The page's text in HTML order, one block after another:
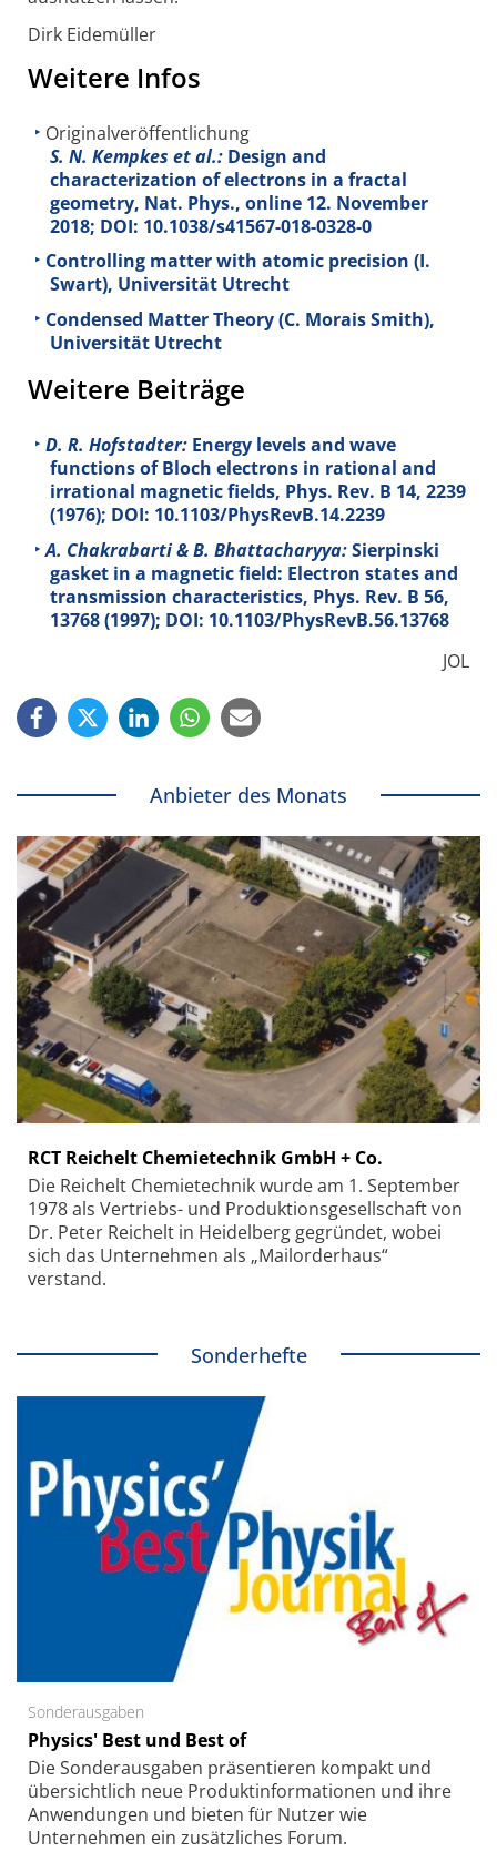
Dirk Eidemüller
Weitere Infos
Originalveröffentlichung
S. N. Kempkes et al.: Design and
characterization of electrons in a fractal
geometry, Nat. Phys., online 12. November
2018; DOI: 10.1038/s41567-018-0328-0
Controlling matter with atomic precision (I.
Swart), Universität Utrecht
Condensed Matter Theory (C. Morais Smith),
Universität Utrecht
Weitere Beiträge
D. R. Hofstadter: Energy levels and wave
functions of Bloch electrons in rational and
irrational magnetic fields, Phys. Rev. B 14, 2239
(1976); DOI: 10.1103/PhysRevB.14.2239
A. Chakrabarti & B. Bhattacharyya:Sierpinski
gasket in a magnetic field: Electron states and
transmission characteristics, Phys. Rev. B 56,
13768 (1997); DOI: 10.1103/PhysRevB.56.13768
JOL
Anbieter des Monats
RCT Reichelt Chemietechnik GmbH + Co.
Die Reichelt Chemietechnik wurde am 1. September
1978 als Vertriebs- und Produktionsgesellschaft von
Dr. Peter Reichelt in Heidelberg gegründet, wobei
sich das Unternehmen als „Mailorderhaus“
verstand.
Sonderhefte
Sonderausgaben
Physics' Best und Best of
Die Sonder­ausgaben präsentieren kompakt und
übersichtlich neue Produkt­informationen und ihre
Anwendungen und bieten für Nutzer wie
Unternehmen ein zusätzliches Forum.